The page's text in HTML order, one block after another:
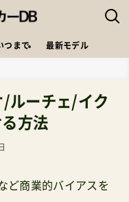
つまで 最新モデル
/ルーチェ/イク
方法
ど商業的バイアスを